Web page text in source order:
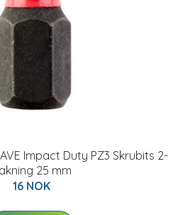
Impact Duty PZ3 Skrubits 2-
25 mm
16 NOK